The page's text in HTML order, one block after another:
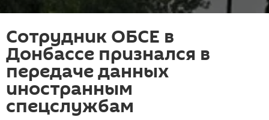
Сотрудник ОБСЕ в
Донбассе признался в
передаче данных
иностранным
спецслужбам